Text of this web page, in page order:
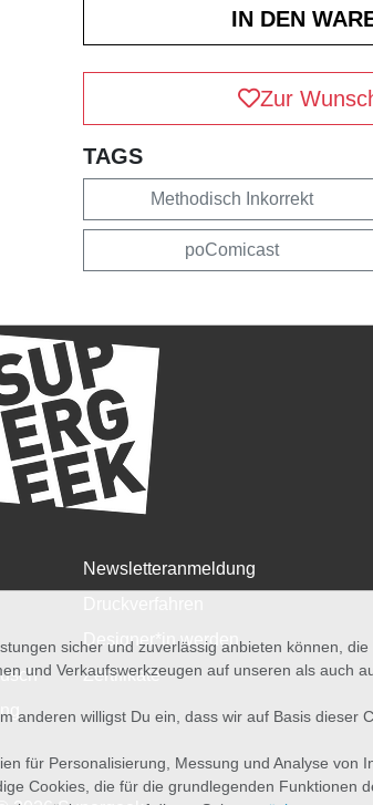
Zur
TAGS
Methodisch Inkorrekt
poComicast
Newsletteranmeldung
Designer*in werden
Zertifikate
sicher und zuverlässig anbieten können,
und Verkaufswerkzeugen auf unseren als auch
anderen willigst Du ein, dass wir auf Basis dieser
für Personalisierung, Messung und Analyse von
Cookies, die für die grundlegenden Funktionen